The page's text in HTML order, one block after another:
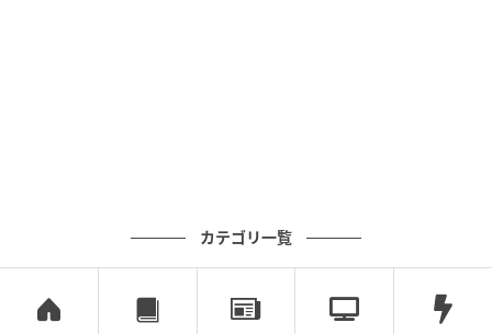
TEL：03-5980-7522
https://egao-salon.jp/
カテゴリ一覧